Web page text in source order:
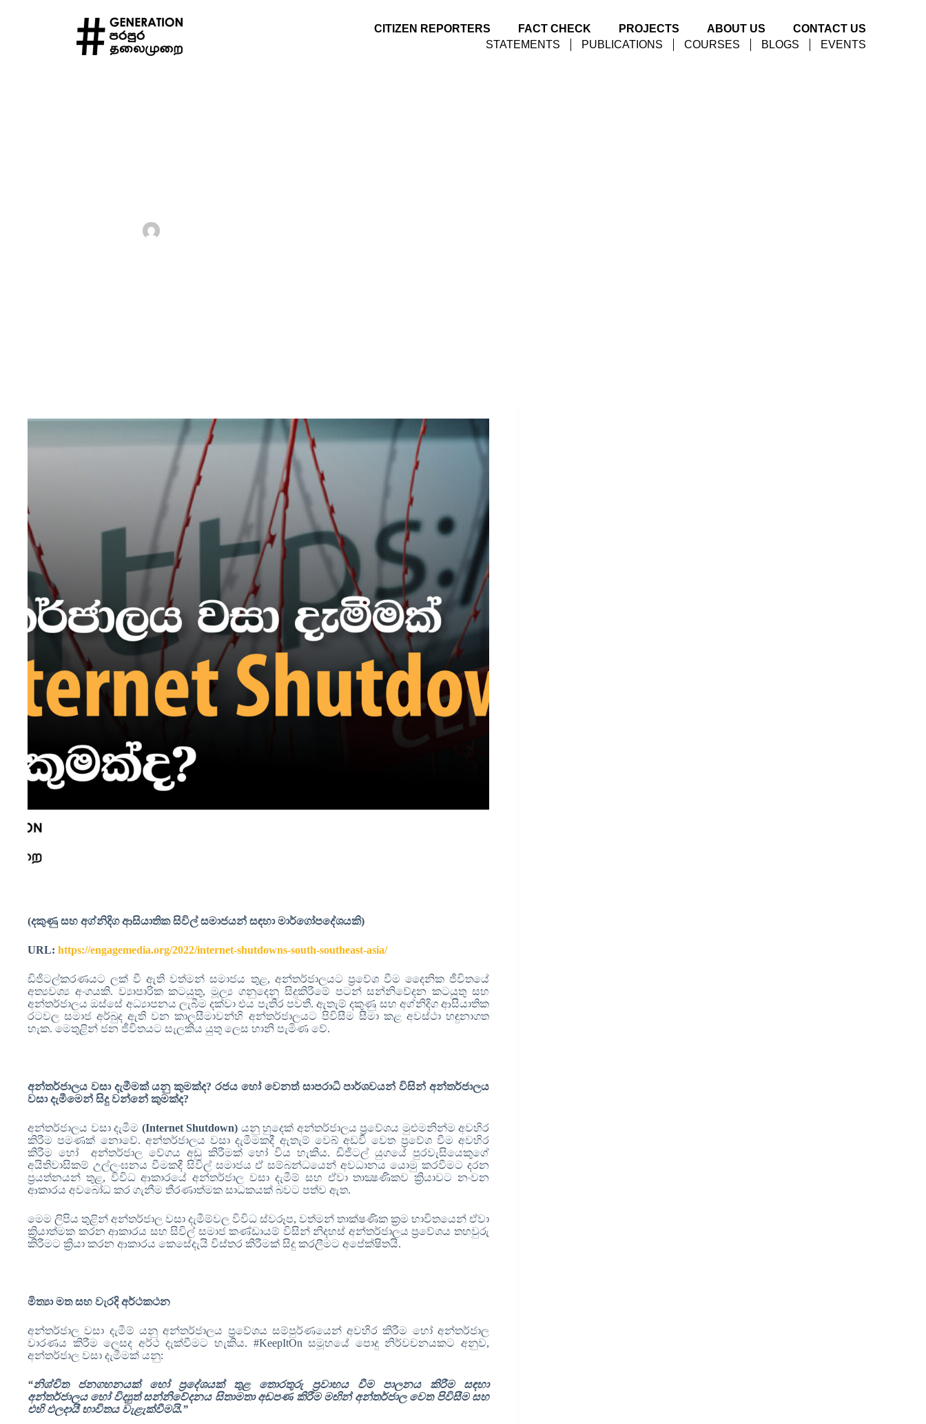
CITIZEN REPORTERS FACT CHECK PROJECTS ABOUT US
CONTACT US
STATEMENTS
PUBLICATIONS COURSES BLOGS EVENTS
(දකුණු සහ අග්නිදිග ආසියාතික සිවිල් සමාජයන් සඳහා මාර්ගෝපදේශයකි)
URL: https://engagemedia.org/2022/internet-shutdowns-south-southeast-asia/
ඩිජිටල්කරණයට ලක් වී ඇති වත්මන් සමාජය තුළ, අන්තර්ජාලයට ප්‍රවේශ වීම දෛනික ජීවිතයේ
අත්‍යවශ්‍ය අංගයකි. ව්‍යාපාරික කටයුතු, මූල්‍ය ගනුදෙනු සිදුකිරීමේ පටන් සන්නිවේදන කටයුතු සහ
අන්තර්ජාලය ඔස්සේ අධ්‍යාපනය ලැබීම දක්වා එය පැතිර පවතී. ඇතැම් දකුණු සහ අග්නිදිග ආසියාතික
රටවල සමාජ අර්බුද ඇති වන කාලසීමාවන්හි අන්තර්ජාලයට පිවිසීම සීමා කළ අවස්ථා හඳුනාගත
හැක. මෙතුළින් ජන ජීවිතයට සැලකිය යුතු ලෙස හානි පැමිණ වේ.
අන්තර්ජාලය වසා දැමීමක් යනු කුමක්ද? රජය හෝ වෙනත් සාපරාධි පාර්ශවයන් විසින් අන්තර්ජාලය
වසා දැමීමෙන් සිදු වන්නේ කුමක්ද?
අන්තර්ජාලය වසා දැමීම (Internet Shutdown) යනු හුදෙක් අන්තර්ජාලය ප්‍රවේශය මුළුමනින්ම අවහිර
කිරීම පමණක් නොවේ. අන්තර්ජාලය වසා දැමීමකදී ඇතැම් වෙබ් අඩවි වෙත ප්‍රවේශ වීම අවහිර
කිරීම හෝ අන්තර්ජාල වේගය අඩු කිරීමක් හෝ විය හැකිය. ඩිජිටල් යුගයේ පුරවැසියෙකුගේ
අයිතිවාසිකම් උල්ලංඝනය වීමකදී සිවිල් සමාජය ඒ සම්බන්ධයෙන් අවධානය යොමු කරවීමට දරන
ප්‍රයත්නයන් තුළ, විවිධ ආකාරයේ අන්තර්ජාල වසා දැමීම් සහ ඒවා තාක්‍ෂණිකව ක්‍රියාවට නංවන
ආකාරය අවබෝධ කර ගැනීම තීරණාත්මක සාධකයක් බවට පත්ව ඇත.
මෙම ලිපිය තුළින් අන්තර්ජාල වසා දැමීම්වල විවිධ ස්වරූප, වත්මන් තාක්ෂණික ක්‍රම භාවිතයෙන් ඒවා
ක්‍රියාත්මක කරන ආකාරය සහ සිවිල් සමාජ කණ්ඩායම් විසින් නිදහස් අන්තර්ජාලය ප්‍රවේශය තහවුරු
කිරීමට ක්‍රියා කරන ආකාරය කෙසේදැයි විස්තර කිරීමක් සිදු කරලීමට අපේක්ෂිතයි.
මිත්‍යා මත සහ වැරදි අර්ථකථන
අන්තර්ජාල වසා දැමීම් යනු අන්තර්ජාලය ප්‍රවේශය සම්පුර්ණයෙන් අවහිර කිරීම හෝ අන්තර්ජාල
වාරණය කිරීම ලෙසද අර්ථ දැක්වීමට හැකිය. #KeepItOnසමූහයේ පොදු නිර්වචනයකට අනුව,
අන්තර්ජාල වසා දැමීමක් යනු:
“නිශ්චිත ජනගහනයක් හෝ ප්‍රදේශයක් තුළ තොරතුරු ප්‍රවාහය වීම පාලනය කිරීම සඳහා
අන්තර්ජාලය හෝ විද්‍යුත් සන්නිවේදනය සිතාමතා අඩපණ කිරීම මඟින් අන්තර්ජාල වෙත පිවිසීම සහ
එහි ඵලදායී භාවිතය වැළැක්වීමයි.”